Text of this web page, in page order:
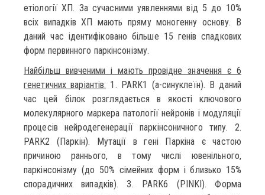
етіології ХП. За сучасними уявленнями від 5 до 10%
всіх випадків ХП мають пряму моногенну основу. В
даний час ідентифіковано більше 15 генів спадкових
форм первинного паркінсонізму.
Найбільш вивченими і мають провідне значення є 6
генетичних варіантів: 1. PARK1 (a-синуклеїн). В даний
час цей білок розглядається в якості ключового
молекулярного маркера патології нейронів і модуляції
процесів нейродегенерації паркінсоничного типу. 2.
PARK2 (Паркін). Мутації в гені Паркіна є частою
причиною раннього, в тому числі ювенільного,
паркінсонізму (до 50% сімейних форм і близько 15%
спорадичних випадків). 3. PARK6 (PINKI). Форма